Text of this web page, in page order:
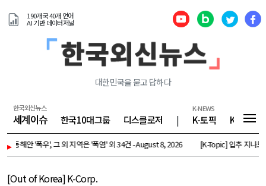
190개국 40개 언어
AI 기반 데이터저널
대한민국을 묻고 답하다
한국외신뉴스
세계이슈 한국10대그룹 디스클로저 |
K-NEWS
K-토픽 K-기업
▸
우', 그 외 지역은 '폭염' 외 34건 - August 8, 2026 [K-Topic] 입추 지나도 무더위
[Out of Korea] K-Corp.